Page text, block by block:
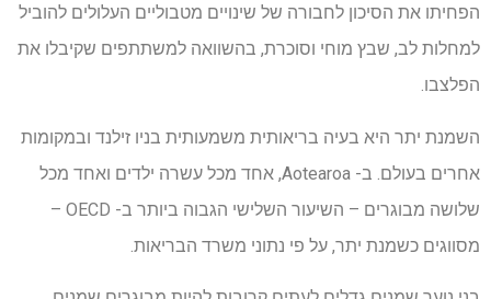
הפחיתו את הסיכון לחבורה של שינויים מטבוליים העלולים להוביל
למחלות לב, שבץ מוחי וסוכרת, בהשוואה למשתתפים שקיבלו את
הפלצבו.
השמנת יתר היא בעיה בריאותית משמעותית בניו זילנד ובמקומות
אחרים בעולם. ב- Aotearoa, אחד מכל עשרה ילדים ואחד מכל
שלושה מבוגרים – השיעור השלישי הגבוה ביותר ב- OECD –
מסווגים כשמנת יתר, על פי נתוני משרד הבריאות.